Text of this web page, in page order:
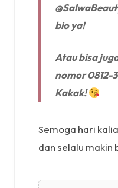
bio ya!
Atau bisa
nomor 0812-
Kakak!
Semoga hari
dan selalu makin